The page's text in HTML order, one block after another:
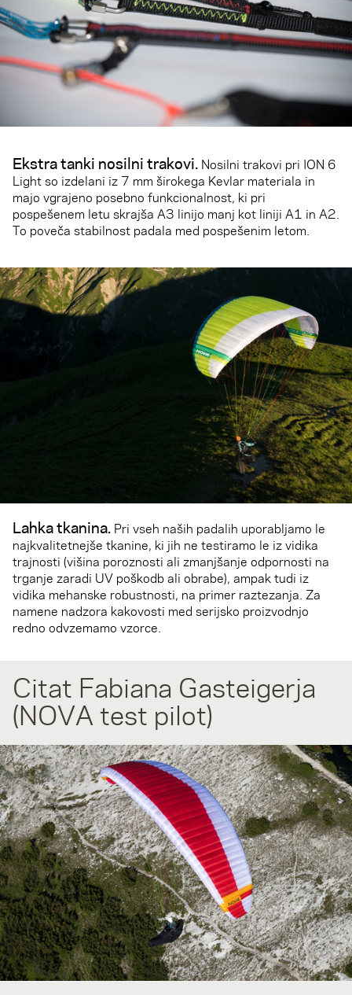
Ekstra tanki nosilni trakovi. Nosilni trakovi pri ION 6
Light so izdelani iz 7 mm širokega Kevlar materiala in
majo vgrajeno posebno funkcionalnost, ki pri
pospešenem letu skrajša A3 linijo manj kot liniji A1 in A2.
To poveča stabilnost padala med pospešenim letom.
Lahka tkanina. Pri vseh naših padalih uporabljamo le
najkvalitetnejše tkanine, ki jih ne testiramo le iz vidika
trajnosti (višina poroznosti ali zmanjšanje odpornosti na
trganje zaradi UV poškodb ali obrabe), ampak tudi iz
vidika mehanske robustnosti, na primer raztezanja. Za
namene nadzora kakovosti med serijsko proizvodnjo
redno odvzemamo vzorce.
Citat Fabiana Gasteigerja
(NOVA test pilot)